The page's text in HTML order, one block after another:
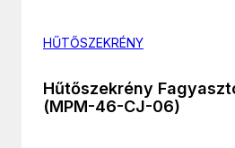
HŰTŐSZEKRÉNY
Hűtőszekrény
(MPM-46-CJ-06)